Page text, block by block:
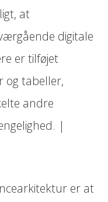
at
digitale
er tilføjet
og tabeller,
andre
|
er at